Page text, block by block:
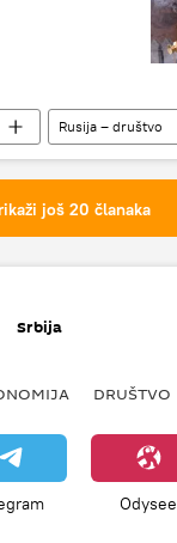
Rusija – društvo
Ukrajina
još 20 članaka
Srbija
DRUŠTVO
Odysee